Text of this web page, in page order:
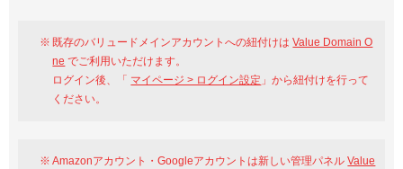
既存のバリュードメインアカウントへの紐付けはValue Domain O
ne でご利用いただけます。
ログイン後、「 マイページ > ログイン設定 」から紐付けを行って
ください。
Amazonアカウント・Googleアカウントは新しい管理パネルValue